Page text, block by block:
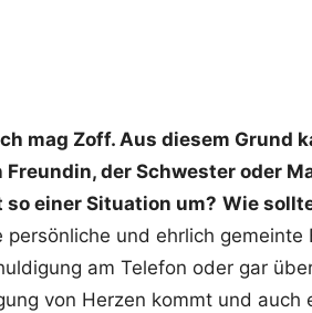
mag Zoff. Aus diesem Grund
der Schwester oder
so einer Situation um? Wie
persönliche und ehrlich
am Telefon oder gar
von Herzen kommt und